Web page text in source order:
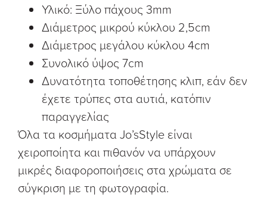
Υλικό: Ξύλο πάχους 3mm
Διάμετρος μικρού κύκλου 2,5cm
Διάμετρος μεγάλου κύκλου 4cm
Συνολικό ύψος 7cm
Δυνατότητα τοποθέτησης κλιπ, εάν δεν
έχετε τρύπες στα αυτιά, κατόπιν
παραγγελίας
Όλα τα κοσμήματα Jo’sStyle είναι
χειροποίητα και πιθανόν να υπάρχουν
μικρές διαφοροποιήσεις στα χρώματα σε
σύγκριση με τη φωτογραφία.